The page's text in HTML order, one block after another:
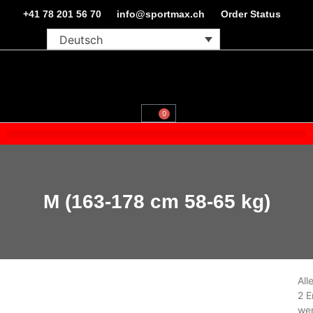
+41 78 201 56 70 info@sportmax.ch Order Status
Deutsch
0
M (163-178 cm 58-65 kg)
Alle
2